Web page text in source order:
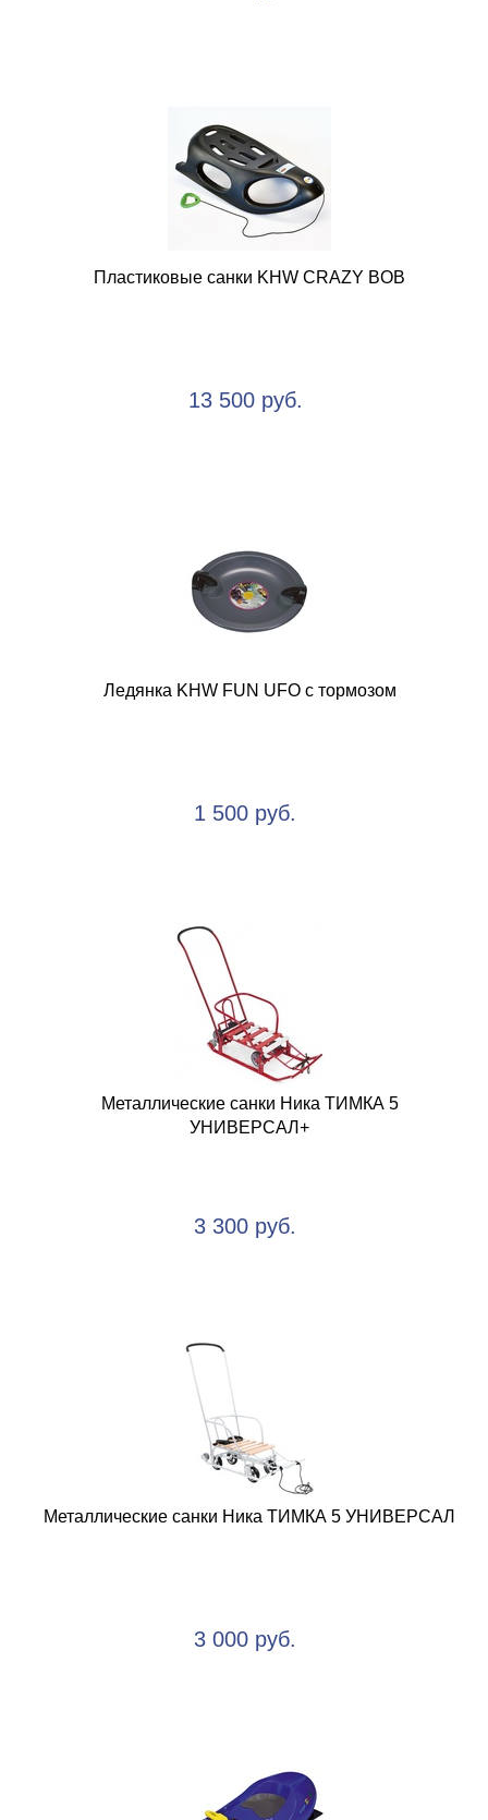
Пластиковые санки KHW CRAZY BOB
13 500 руб.
Ледянка KHW FUN UFO с тормозом
1 500 руб.
Металлические санки Ника ТИМКА 5
УНИВЕРСАЛ+
3 300 руб.
Металлические санки Ника ТИМКА 5 УНИВЕРСАЛ
3 000 руб.